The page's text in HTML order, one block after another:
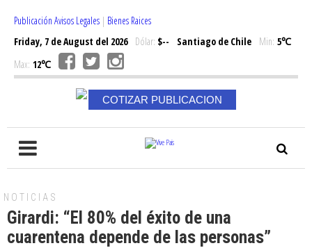
Publicación Avisos Legales | Bienes Raices
Friday, 7 de August del 2026Dólar: $-- Santiago de Chile Min: 5℃
Max: 12℃
COTIZAR PUBLICACION
NOTICIAS
Girardi: “El 80% del éxito de una
cuarentena depende de las personas”